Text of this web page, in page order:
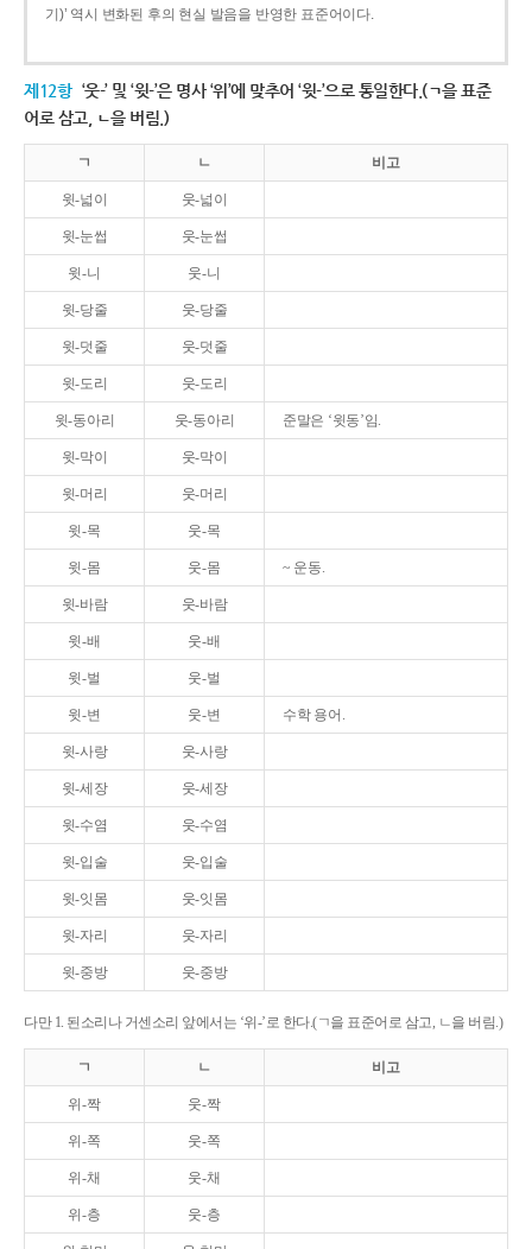
기)’ 역시 변화된 후의 현실 발음을 반영한 표준어이다.
제12항 ‘웃-’ 및 ‘윗-’은 명사 ‘위’에 맞추어 ‘윗-’으로 통일한다.(ㄱ을 표준
어로 삼고, ㄴ을 버림.)
ㄱ ㄴ 비고
윗-넓이 웃-넓이
윗-눈썹 웃-눈썹
윗-니 웃-니
윗-당줄 웃-당줄
윗-덧줄 웃-덧줄
윗-도리 웃-도리
윗-동아리 웃-동아리 준말은 ‘윗동’임.
윗-막이 웃-막이
윗-머리 웃-머리
윗-목 웃-목
윗-몸 웃-몸 ~ 운동.
윗-바람 웃-바람
윗-배 웃-배
윗-벌 웃-벌
윗-변 웃-변 수학 용어.
윗-사랑 웃-사랑
윗-세장 웃-세장
윗-수염 웃-수염
윗-입술 웃-입술
윗-잇몸 웃-잇몸
윗-자리 웃-자리
윗-중방 웃-중방
다만 1. 된소리나 거센소리 앞에서는 ‘위-’로 한다.(ㄱ을 표준어로 삼고, ㄴ을 버림.)
ㄱ ㄴ 비고
위-짝 웃-짝
위-쪽 웃-쪽
위-채 웃-채
위-층 웃-층